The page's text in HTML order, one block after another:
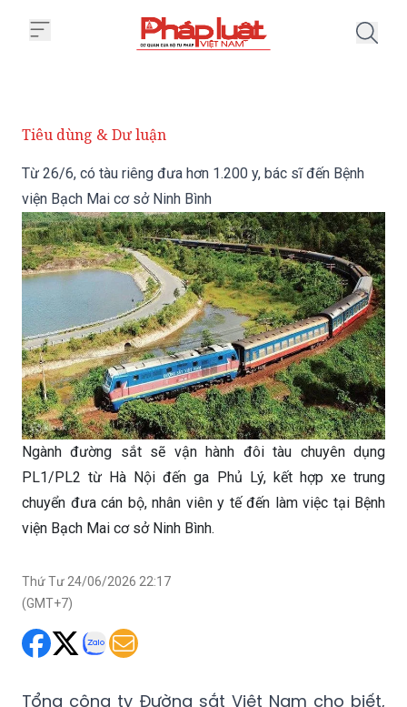
Tiêu dùng & Dư luận
Từ 26/6, có tàu riêng đưa hơn 1.200 y, bác sĩ đến Bệnh
viện Bạch Mai cơ sở Ninh Bình
Ngành đường sắt sẽ vận hành đôi tàu chuyên dụng
PL1/PL2 từ Hà Nội đến ga Phủ Lý, kết hợp xe trung
viện Bạch Mai cơ sở Ninh Bình.
Thứ Tư 24/06/2026 22:17